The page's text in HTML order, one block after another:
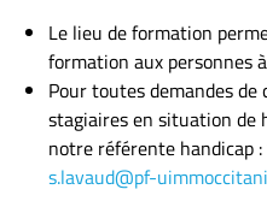
Le lieu de formation
formation aux personnes
Pour toutes demandes
stagiaires en situation de
notre référente handicap
s.lavaud@pf-